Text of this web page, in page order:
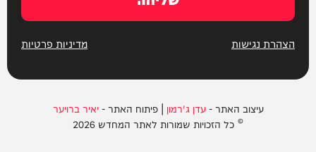
הצהרת נגישות מדיניות פרטיות
עיצוב האתר -עדן ג'רמון | פיתוח האתר -יאיר ברויער
© כל הזכויות שמורות לאתר המחדש 2026